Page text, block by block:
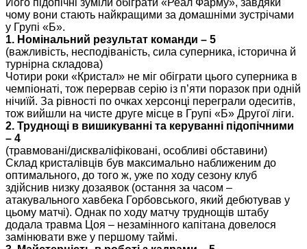
чому вони стають найкращими за домашніми зустрічами
у Групі «Б».
1. Номінальний результат команди – 5
(важливість, несподіваність, сила суперника, історична й
турнірна складова)
Чотири роки «Кристал» не міг обіграти цього суперника в
чемпіонаті, тож перервав серію із п’яти поразок при одній
нічиїй. За рівності по очках херсонці переграли одеситів,
тож вийшли на чисте друге місце в Групі «Б» Другої ліги.
2. Труднощі в вишикуванні та керуванні підопічними
– 4
(травмовані/дискваліфіковані, особливі обставини)
Склад кристалівців був максимально наближеним до
оптимального, до того ж, уже по ходу сезону клуб
здійснив низку дозаявок (остання за часом –
атакувального хавбека Горбовського, який дебютував у
цьому матчі). Однак по ходу матчу труднощів штабу
додала травма Цоя – незамінного капітана довелося
замінювати вже у першому таймі.